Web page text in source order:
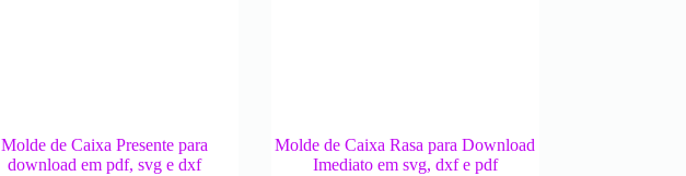
Molde de Caixa Presente para
download em pdf, svg e dxf
Molde de Caixa Rasa para Download
Imediato em svg, dxf e pdf